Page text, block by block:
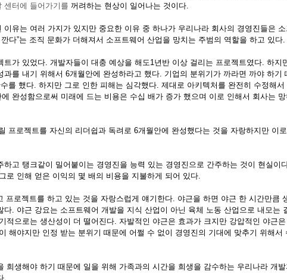
센터에 들어가기를 꺼려하는 현상이 일어나는 것이다.
유는 여러 가지가 있지만 중요한 이유 중 하나가 우리나라 회사의 경영진들은 소
다”는 조직 문화가 더해져서 소프트웨어 산업을 망치는 주범의 역할을 하고 있다.
트가 있었다. 개발자들이 대충 예상을 해도1년반 이상 걸리는 프로젝트였다. 하지
과를 내기 위해서 6개월안에 완성하라고 했다. 기업의 분위기가 까라면 까야 하기
를 했다. 하지만 그로 인한 피해는 심각했다. 제대로 아키텍처를 완전히 수정해서
완성함으로써 미래에 드는 비용은 수십 배가 증가 했으며 이로 인해서 회사는
프로젝트를 자신의 리더쉽과 독려로 6개월안에 완성했다는 것을 자랑하지만 이
고 탱크같이 밀어붙이는 경영진을 능력 있는 경영진으로 간주하는 것이 현실이
로 인해 얻은 이익의 몇 배의 비용을 지불하게 되어 있다.
프로젝트를 하고 있는 것을 자랑스럽게 얘기한다. 야근을 하면 야근 한 시간만큼
다. 야근 강요는 소프트웨어 개발을 지식 산업이 아닌 육체 노동 산업으로 내모는
적으로는 생산성이 더 떨어진다. 자발적인 야근은 효과가 크지만 강압적인 야근
해야지만 인정 받는 분위기 때문에 어쩔 수 없이 경영진의 기대에 맞추기 위해서
희생해야 하기 때문에 일을 위해 가족과의 시간을 희생을 감수하는 우리나라 개발
.